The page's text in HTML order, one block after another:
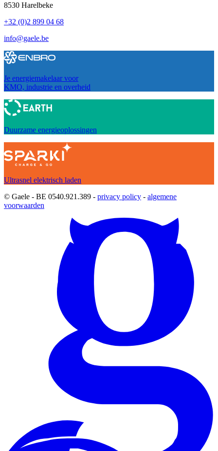
8530 Harelbeke
+32 (0)2 899 04 68
info@gaele.be
Je energiemakelaar voor
KMO, industrie en overheid
Duurzame energieoplossingen
Ultrasnel elektrisch laden
© Gaele - BE 0540.921.389 - privacy policy - algemene
voorwaarden